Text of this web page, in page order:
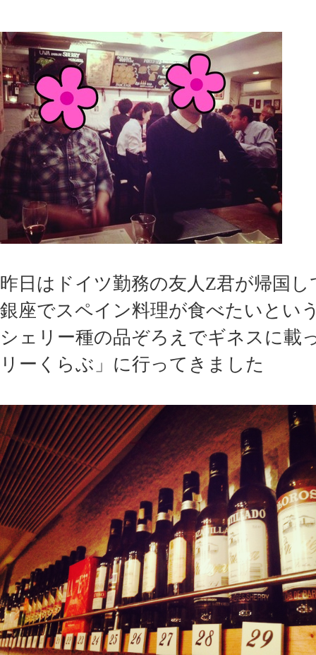
昨日はドイツ勤務の友人Z君が帰国し
銀座でスペイン料理が食べたいとい
シェリー種の品ぞろえでギネスに載
リーくらぶ」に行ってきました